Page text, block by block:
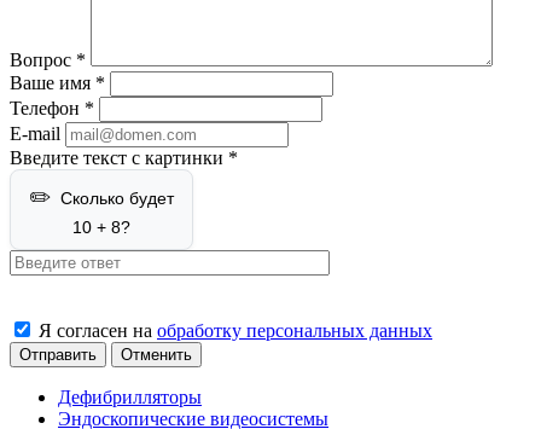
Вопрос *
Ваше имя *
Телефон *
E-mail
Введите текст с картинки *
Сколько будет
10 + 8?
Я согласен на обработку персональных данных
Отменить
Дефибрилляторы
Эндоскопические видеосистемы